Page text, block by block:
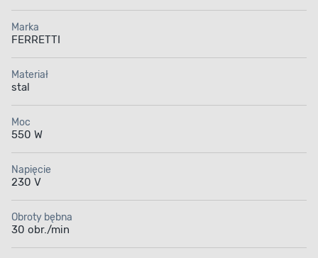
Marka
FERRETTI
Materiał
stal
Moc
550 W
Napięcie
230 V
Obroty bębna
30 obr./min